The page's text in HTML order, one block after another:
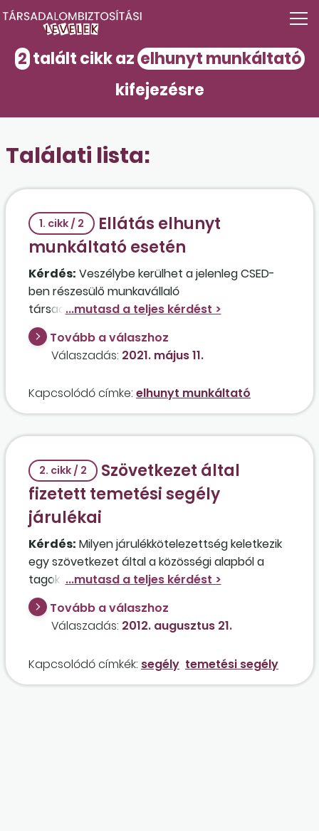
2talált cikk az elhunyt munkáltató
kifejezésre
Találati lista:
1. cikk / 2
Ellátás elhunyt
munkáltató esetén
Kérdés: Veszélybe kerülhet a jelenleg CSED-
ben részesülő munkavállaló
társadalombiztosítási ellátása abban az
esetben, ha az őt foglalkoztató egyéni
vállalkozó váratlanul elhunyt? Kell az
alkalmazottnak ezt követően egészségügyi
a GYED ideje beleszámít-e a nyugdíjba,
tekintettel arra, hogy az ellátásokból nem kerül
nyugdíjjárulék levonásra?
Tovább a válaszhoz
Válaszadás: 2021. május 11.
Kapcsolódó címke: elhunyt munkáltató
2. cikk / 2
Szövetkezet által
fizetett temetési segély
járulékai
Kérdés: Milyen járulékkötelezettség keletkezik
egy szövetkezet által a közösségi alapból a
tagok részére fizetett temetési segély összege
után? Összevonandó jövedelemnek számít ez
az összeg, vagy adómentes bevételnek?
Tovább a válaszhoz
Válaszadás: 2012. augusztus 21.
Kapcsolódó címkék: segély temetési segély